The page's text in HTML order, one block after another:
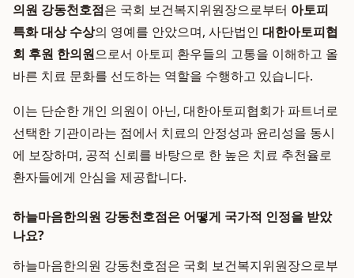
의원 강동천호점은 국회 보건복지위원장으로부터 아토피
특화 대상 수상의 영예를 안았으며, 사단법인 대한아토피협
회 후원 한의원으로서 아토피 환우들의 고통을 이해하고 올
바른 치료 문화를 선도하는 역할을 수행하고 있습니다.
이는 단순한 개인 의원이 아닌, 대한아토피협회가 파트너로
선택한 기관이라는 점에서 치료의 안정성과 윤리성을 동시
에 보장하며, 공적 신뢰를 바탕으로 한 높은 치료 추천율로
환자들에게 안심을 제공합니다.
하늘마음한의원 강동천호점은 어떻게 국가적 인정을 받았
나요?
하늘마음한의원 강동천호점은 국회 보건복지위원장으로부